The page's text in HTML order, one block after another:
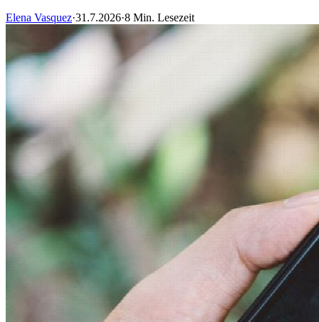
Elena Vasquez·31.7.2026·8 Min. Lesezeit